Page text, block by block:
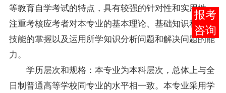
等教育自学考试的特点，具有较强的针对性和实用性，
注重考核应考者对本专业的基本理论、基础知识和基本
技能的掌握以及运用所学知识分析问题和解决问题的能
力。
学历层次和规格：本专业为本科层次，总体上与全
日制普通高等学校同专业的水平相一致。本专业采用学
在线
客服